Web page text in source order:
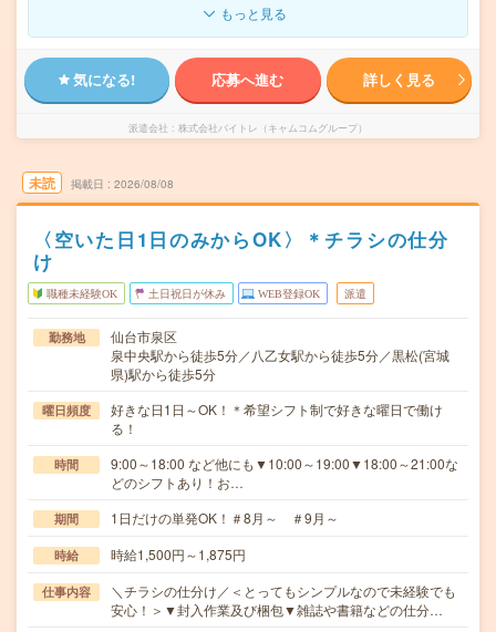
もっと見る
気になる! 応募へ進む 詳しく見る
派遣会社 株式会社バイトレ（キャムコムグループ）
未読 掲載日 2026/08/08
〈空いた日1日のみからOK〉＊チラシの仕分
け
職種未経験OK 土日祝日が休み WEB登録OK 派遣
勤務地
仙台市泉区
泉中央駅から徒歩5分／八乙女駅から徒歩5分／黒松(宮城
県)駅から徒歩5分
曜日頻度
好きな日1日～OK！＊希望シフト制で好きな曜日で働け
る！
時間
9:00～18:00 など他にも▼10:00～19:00▼18:00～21:00な
どのシフトあり！お…
期間 1日だけの単発OK！＃8月～ ＃9月～
時給 時給1,500円～1,875円
仕事内容
＼チラシの仕分け／＜とってもシンプルなので未経験でも
安心！＞▼封入作業及び梱包▼雑誌や書籍などの仕分…